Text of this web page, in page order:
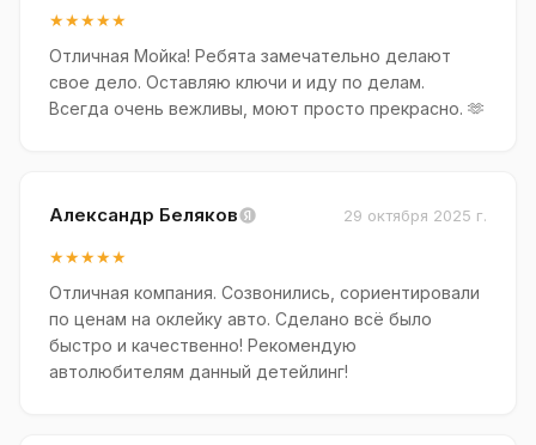
★★★★★
Отличная Мойка! Ребята замечательно делают
свое дело. Оставляю ключи и иду по делам.
Всегда очень вежливы, моют просто прекрасно. 🫶
Александр Беляков 29 октября 2025 г.
★★★★★
Отличная компания. Созвонились, сориентировали
по ценам на оклейку авто. Сделано всё было
быстро и качественно! Рекомендую
автолюбителям данный детейлинг!